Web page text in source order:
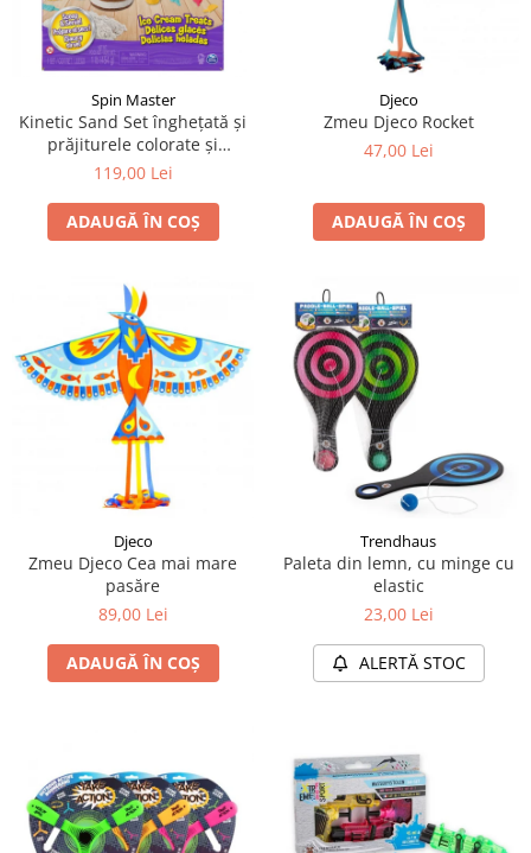
Spin Master
Kinetic Sand Set înghețată și
prăjiturele colorate și
parfumate
119,00 Lei
ADAUGĂ ÎN COȘ
Djeco
Zmeu Djeco Rocket
47,00 Lei
ADAUGĂ ÎN COȘ
Djeco
Zmeu Djeco Cea mai mare
pasăre
89,00 Lei
ADAUGĂ ÎN COȘ
Trendhaus
Paleta din lemn, cu minge cu
elastic
23,00 Lei
ALERTĂ STOC